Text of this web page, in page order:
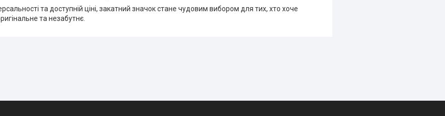
та доступній ціні, закатний значок стане чудовим вибором для тих, хто хоче
та незабутнє.